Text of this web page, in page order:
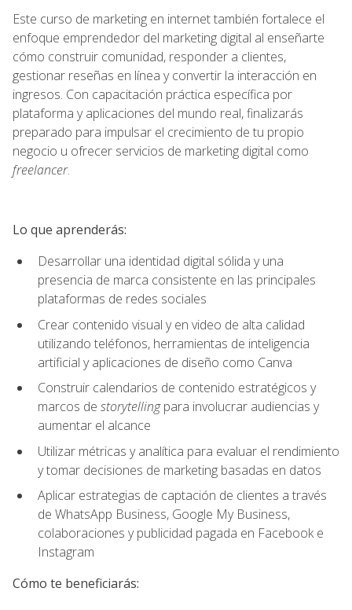
Este curso de marketing en internet también fortalece el
enfoque emprendedor del marketing digital al enseñarte
cómo construir comunidad, responder a clientes,
gestionar reseñas en línea y convertir la interacción en
ingresos. Con capacitación práctica específica por
plataforma y aplicaciones del mundo real, finalizarás
preparado para impulsar el crecimiento de tu propio
negocio u ofrecer servicios de marketing digital como
freelancer.
Lo que aprenderás:
Desarrollar una identidad digital sólida y una
presencia de marca consistente en las principales
plataformas de redes sociales
Crear contenido visual y en video de alta calidad
utilizando teléfonos, herramientas de inteligencia
artificial y aplicaciones de diseño como Canva
Construir calendarios de contenido estratégicos y
marcos de storytellingpara involucrar audiencias y
aumentar el alcance
Utilizar métricas y analítica para evaluar el rendimiento
y tomar decisiones de marketing basadas en datos
Aplicar estrategias de captación de clientes a través
de WhatsApp Business, Google My Business,
colaboraciones y publicidad pagada en Facebook e
Instagram
Cómo te beneficiarás: